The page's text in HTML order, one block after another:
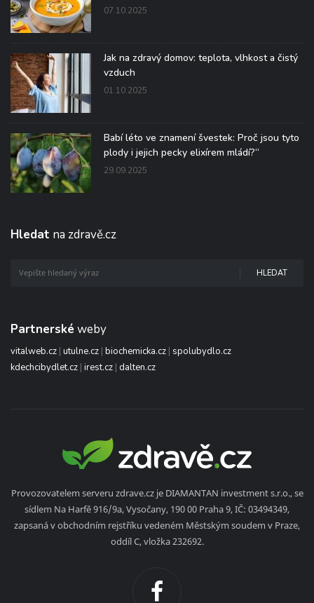
07.10.2025
Jak na zdravý domov: teplota, vlhkost a čistý
vzduch
01.10.2025
Babí léto ve znamení švestek: Proč jsou tyto
plody i jejich pecky elixírem mládí?“
29.09.2025
Hledat na zdravě.cz
HLEDAT
Partnerské weby
vitalweb.cz | utulne.cz | biochemicka.cz | spolubydlo.cz
kdechcibydlet.cz | irest.cz | dalten.cz
Provozovatelem serveru zdrave.cz je DIAMANTAN investment s.r.o., se
sídlem Na Harfě 916/9a, Vysočany, 190 00 Praha 9, IČ: 03494349,
zapsaná v obchodním rejstříku vedeném Městským soudem v Praze,
oddíl C, vložka 232692.